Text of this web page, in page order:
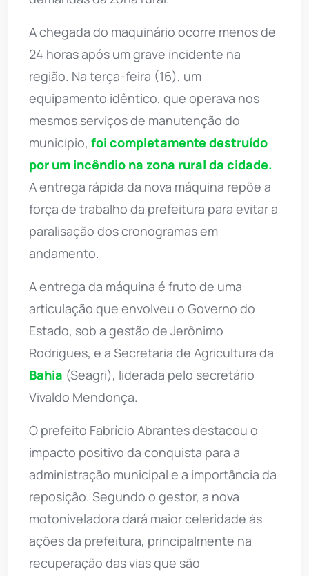
A chegada do maquinário ocorre menos de
24 horas após um grave incidente na
região. Na terça-feira (16), um
equipamento idêntico, que operava nos
mesmos serviços de manutenção do
município, foi completamente destruído
por um incêndio na zona rural da cidade.
A entrega rápida da nova máquina repõe a
força de trabalho da prefeitura para evitar a
paralisação dos cronogramas em
andamento.
A entrega da máquina é fruto de uma
articulação que envolveu o Governo do
Estado, sob a gestão de Jerônimo
Rodrigues, e a Secretaria de Agricultura da
Bahia (Seagri), liderada pelo secretário
Vivaldo Mendonça.
O prefeito Fabrício Abrantes destacou o
impacto positivo da conquista para a
administração municipal e a importância da
reposição. Segundo o gestor, a nova
motoniveladora dará maior celeridade às
ações da prefeitura, principalmente na
recuperação das vias que são